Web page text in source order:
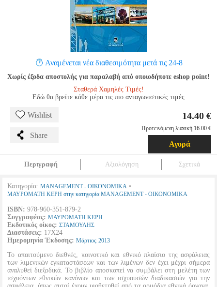
Αναμένεται νέα διαθεσιμότητα μετά τις 24-8
Χωρίς έξοδα αποστολής για παραλαβή από οποιοδήποτε eshop point!
Σταθερά Χαμηλές Τιμές!
Εδώ θα βρείτε κάθε μέρα τις πιο ανταγωνιστικές τιμές
Wishlist
Share
14.40 €
Προτεινόμενη λιανική 16.00 €
Αγορά
Περιγραφή Αξιολόγηση Σχετικά
Κατηγορία: MANAGEMENT - ΟΙΚΟΝΟΜΙΚΑ •
ΜΑΥΡΟΜΑΤΗ ΚΕΡΗ στην κατηγορία MANAGEMENT - ΟΙΚΟΝΟΜΙΚΑ
ISBN: 978-960-351-879-2
Συγγραφέας: ΜΑΥΡΟΜΑΤΗ ΚΕΡΗ
Εκδοτικός οίκος: ΣΤΑΜΟΥΛΗΣ
Διαστάσεις: 17Χ24
Ημερομηνία Έκδοσης: Μάρτιος 2013
Το απαιτούμενο διεθνές, κοινοτικό και εθνικό πλαίσιο της ασφάλειας
των λιμενικών εγκαταστάσεων και των λιμένων δεν έχει μέχρι σήμερα
αναλυθεί διεξοδικά. Το βιβλίο αποσκοπεί να συμβάλει στη μελέτη των
ισχυόντων εθνικών κανόνων και των ισχυουσών διαδικασιών για την